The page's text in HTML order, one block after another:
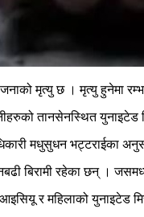
मृत्यु छ । मृत्यु हुनेमा
तानसेनस्थित
मधुसुधन भट्टराईका
बिरामी रहेका छन् ।
र महिलाको युनाइटेड